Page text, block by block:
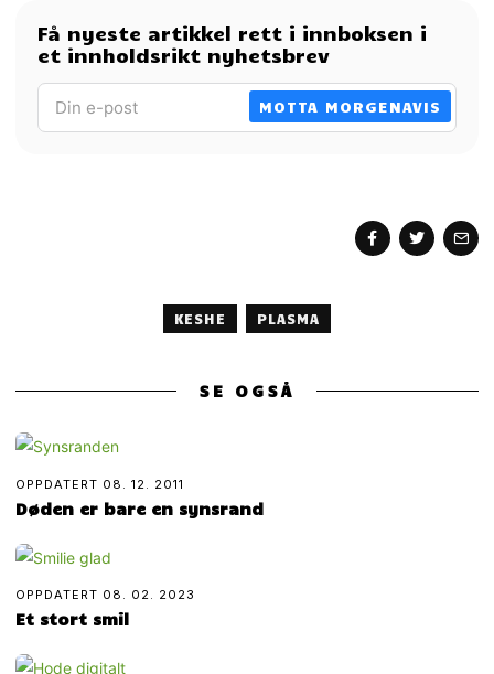
Få nyeste artikkel rett i innboksen i
et innholdsrikt nyhetsbrev
MOTTA MORGENAVIS
KESHE PLASMA
SE OGSÅ
OPPDATERT 08. 12. 2011
Døden er bare en synsrand
OPPDATERT 08. 02. 2023
Et stort smil